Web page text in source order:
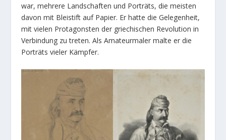
war, mehrere Landschaften und Porträts, die meisten
davon mit Bleistift auf Papier. Er hatte die Gelegenheit,
mit vielen Protagonsten der griechischen Revolution in
Verbindung zu treten. Als Amateurmaler malte er die
Porträts vieler Kämpfer.